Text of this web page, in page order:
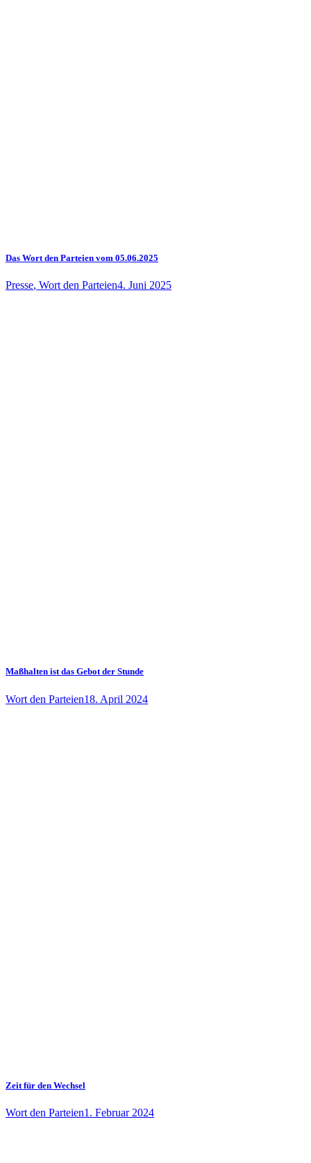
Das Wort den Parteien vom 05.06.2025
Presse, Wort den Parteien4. Juni 2025
Maßhalten ist das Gebot der Stunde
Wort den Parteien18. April 2024
Zeit für den Wechsel
Wort den Parteien1. Februar 2024